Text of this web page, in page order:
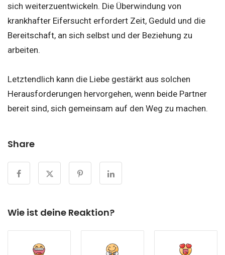
sich weiterzuentwickeln. Die Überwindung von
krankhafter Eifersucht erfordert Zeit, Geduld und die
Bereitschaft, an sich selbst und der Beziehung zu
arbeiten.
Letztendlich kann die Liebe gestärkt aus solchen
Herausforderungen hervorgehen, wenn beide Partner
bereit sind, sich gemeinsam auf den Weg zu machen.
Share
Wie ist deine Reaktion?